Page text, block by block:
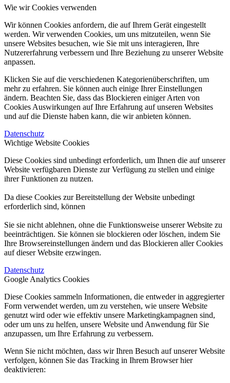
Wie wir Cookies verwenden
Wir können Cookies anfordern, die auf Ihrem Gerät eingestellt
werden. Wir verwenden Cookies, um uns mitzuteilen, wenn Sie
unsere Websites besuchen, wie Sie mit uns interagieren, Ihre
Nutzererfahrung verbessern und Ihre Beziehung zu unserer Website
anpassen.
Klicken Sie auf die verschiedenen Kategorienüberschriften, um
mehr zu erfahren. Sie können auch einige Ihrer Einstellungen
ändern. Beachten Sie, dass das Blockieren einiger Arten von
Cookies Auswirkungen auf Ihre Erfahrung auf unseren Websites
und auf die Dienste haben kann, die wir anbieten können.
Datenschutz
Wichtige Website Cookies
Diese Cookies sind unbedingt erforderlich, um Ihnen die auf unserer
Website verfügbaren Dienste zur Verfügung zu stellen und einige
ihrer Funktionen zu nutzen.
Da diese Cookies zur Bereitstellung der Website unbedingt
erforderlich sind, können
Sie sie nicht ablehnen, ohne die Funktionsweise unserer Website zu
beeinträchtigen. Sie können sie blockieren oder löschen, indem Sie
Ihre Browsereinstellungen ändern und das Blockieren aller Cookies
auf dieser Website erzwingen.
Datenschutz
Google Analytics Cookies
Diese Cookies sammeln Informationen, die entweder in aggregierter
Form verwendet werden, um zu verstehen, wie unsere Website
genutzt wird oder wie effektiv unsere Marketingkampagnen sind,
oder um uns zu helfen, unsere Website und Anwendung für Sie
anzupassen, um Ihre Erfahrung zu verbessern.
Wenn Sie nicht möchten, dass wir Ihren Besuch auf unserer Website
verfolgen, können Sie das Tracking in Ihrem Browser hier
deaktivieren: